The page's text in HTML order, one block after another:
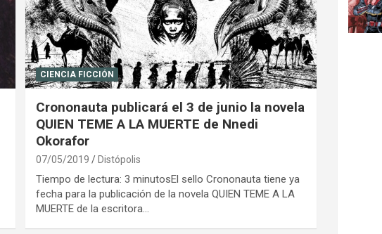
CIENCIA FICCIÓN
Crononauta publicará el 3 de junio la novela
QUIEN TEME A LA MUERTE de Nnedi
Okorafor
07/05/2019 Distópolis
Tiempo de lectura: 3 minutosEl sello Crononauta tiene ya
fecha para la publicación de la novela QUIEN TEME A LA
MUERTE de la escritora…